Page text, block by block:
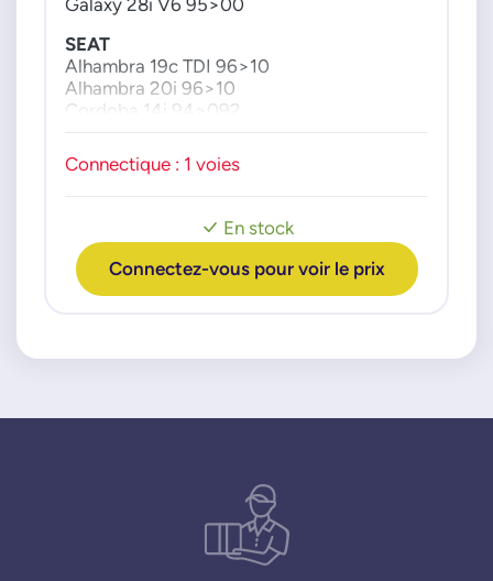
En stock
Connectez-vous pour voir le prix
SEAT
Alhambra 19c TDI 96>10
Alhambra 20i 96>10
Cordoba 14i 94>092
Cordoba 18i T 00>02
Cordoba 18i 93>02
Cordoba 19i SDI 99>02
Cordova 19c TD 93>96
Cordoba 19c TDI 96>02
Cordoba 20i 93>99
Ibiza 2 19i SDI 96>02
Inca 19i SDI 95>03
Leon 28i Cupra4 01>06
Connectique : 1 voies